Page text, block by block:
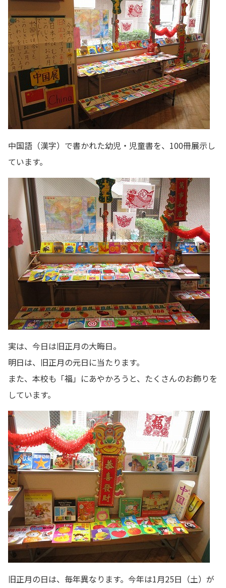
中国語（漢字）で書かれた幼児・児童書を、100冊展示し
ています。
実は、今日は旧正月の大晦日。
明日は、旧正月の元日に当たります。
また、本校も「福」にあやかろうと、たくさんのお飾りを
しています。
旧正月の日は、毎年異なります。今年は1月25日（土）が